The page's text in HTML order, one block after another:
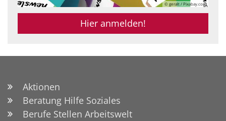
© geralt / Pixabay.com
Hier anmelden!
Aktionen
Beratung Hilfe Soziales
Berufe Stellen Arbeitswelt